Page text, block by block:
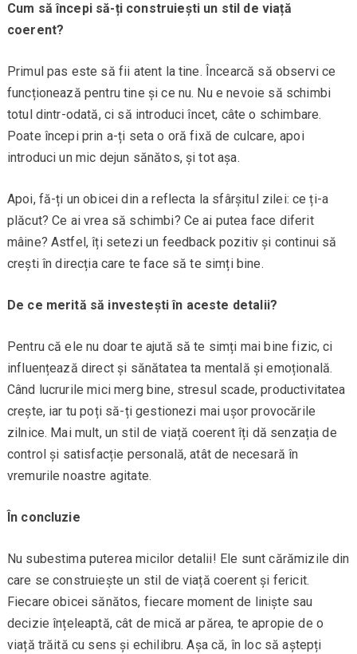
Cum să începi să-ți construiești un stil de viață
coerent?
Primul pas este să fii atent la tine. Încearcă să observi ce
funcționează pentru tine și ce nu. Nu e nevoie să schimbi
totul dintr-odată, ci să introduci încet, câte o schimbare.
Poate începi prin a-ți seta o oră fixă de culcare, apoi
introduci un mic dejun sănătos, și tot așa.
Apoi, fă-ți un obicei din a reflecta la sfârșitul zilei: ce ți-a
plăcut? Ce ai vrea să schimbi? Ce ai putea face diferit
mâine? Astfel, îți setezi un feedback pozitiv și continui să
crești în direcția care te face să te simți bine.
De ce merită să investești în aceste detalii?
Pentru că ele nu doar te ajută să te simți mai bine fizic, ci
influențează direct și sănătatea ta mentală și emoțională.
Când lucrurile mici merg bine, stresul scade, productivitatea
crește, iar tu poți să-ți gestionezi mai ușor provocările
zilnice. Mai mult, un stil de viață coerent îți dă senzația de
control și satisfacție personală, atât de necesară în
vremurile noastre agitate.
În concluzie
Nu subestima puterea micilor detalii! Ele sunt cărămizile din
care se construiește un stil de viață coerent și fericit.
Fiecare obicei sănătos, fiecare moment de liniște sau
decizie înțeleaptă, cât de mică ar părea, te apropie de o
viață trăită cu sens și echilibru. Așa că, în loc să aștepți